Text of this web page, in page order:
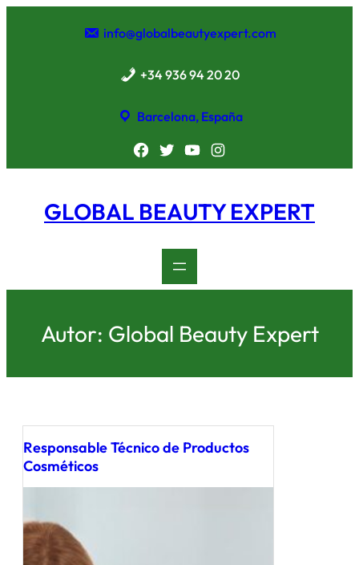
info@globalbeautyexpert.com
+34 936 94 20 20
Barcelona, España
Facebook Twitter YouTube Instagram
GLOBAL BEAUTY EXPERT
Autor: Global Beauty Expert
Responsable Técnico de Productos
Cosméticos